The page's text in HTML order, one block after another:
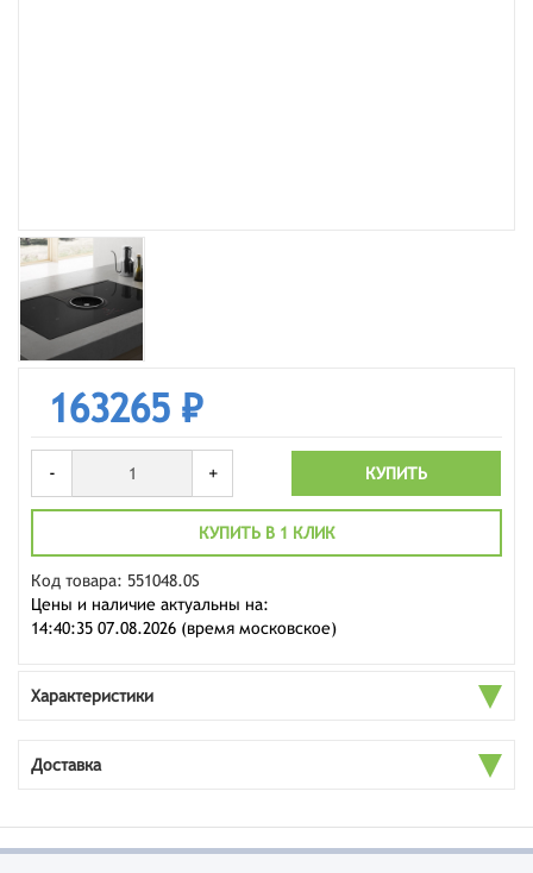
163265 ₽
- + КУПИТЬ
КУПИТЬ В 1 КЛИК
Код товара: 551048.0S
Цены и наличие актуальны на:
14:40:35 07.08.2026 (время московское)
Характеристики
Доставка